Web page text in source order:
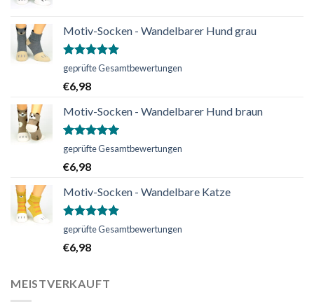
Motiv-Socken - Wandelbarer Hund grau
Bewertet
von 5
geprüfte Gesamtbewertungen
€6,98
Motiv-Socken - Wandelbarer Hund braun
Bewertet
von 5
geprüfte Gesamtbewertungen
€6,98
Motiv-Socken - Wandelbare Katze
Bewertet
von 5
geprüfte Gesamtbewertungen
€6,98
MEISTVERKAUFT